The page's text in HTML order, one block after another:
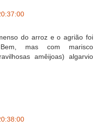
do arroz e o agrião foi
mas com marisco
amêijoas) algarvio